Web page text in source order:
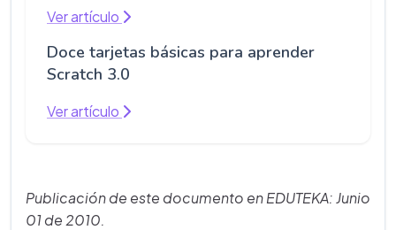
Ver artículo
Doce tarjetas básicas para aprender
Scratch 3.0
Ver artículo
Publicación de este documento en EDUTEKA: Junio
01 de 2010.